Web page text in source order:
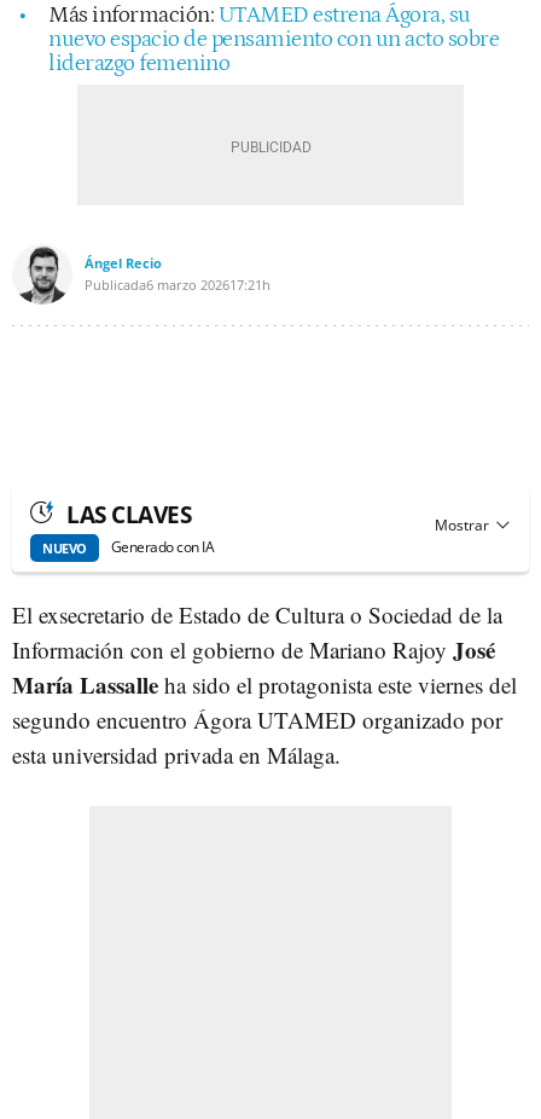
Más información: UTAMED estrena Ágora, su
nuevo espacio de pensamiento con un acto sobre
liderazgo femenino
Ángel Recio
Publicada6 marzo 202617:21h
LAS CLAVES
NUEVO Generado con IA
El exsecretario de Estado de Cultura o Sociedad de la
Información con el gobierno de Mariano Rajoy José
María Lassalle ha sido el protagonista este viernes del
segundo encuentro Ágora UTAMED organizado por
esta universidad privada en Málaga.